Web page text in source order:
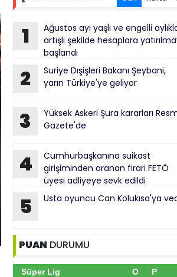
1
Ağustos ayı yaşlı ve engelli
artışlı şekilde hesaplara
başlandı
2
Suriye Dışişleri Bakanı Şeybani,
yarın Türkiye'ye geliyor
3
Yüksek Askeri Şura kararları
Gazete'de
4
Cumhurbaşkanına suikast
girişiminden aranan firari FETÖ
üyesi adliyeye sevk edildi
5 Usta oyuncu Can Kolukısa'ya
PUAN DURUMU
Süper Lig O P